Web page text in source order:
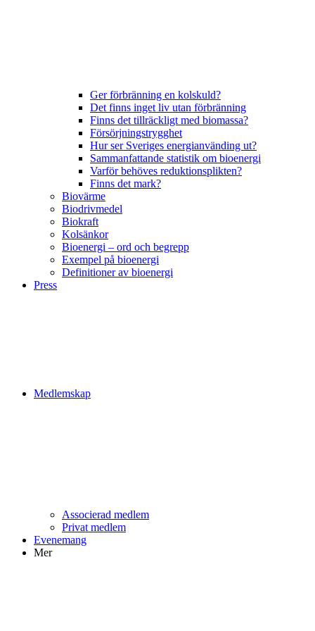
Ger förbränning en kolskuld?
Det finns inget liv utan förbränning
Finns det tillräckligt med biomassa?
Försörjningstrygghet
Hur ser Sveriges energianvänding ut?
Sammanfattande statistik om bioenergi
Varför behöves reduktionsplikten?
Finns det mark?
Biovärme
Biodrivmedel
Biokraft
Kolsänkor
Bioenergi – ord och begrepp
Exempel på bioenergi
Definitioner av bioenergi
Press
Medlemskap
Associerad medlem
Privat medlem
Evenemang
Mer